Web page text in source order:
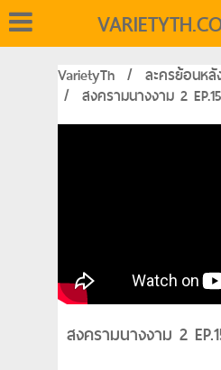
VarietyTh / ละครย้อนหลั
/ สงครามนางงาม 2
สงครามนางงาม 2